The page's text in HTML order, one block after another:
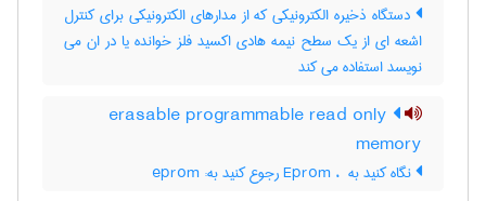
دستگاه ذخیره الکترونیکی که از مدارهای الکترونیکی برای کنترل
اشعه ای از یک سطح نیمه هادی اکسید فلز خوانده یا در ان می
نویسد استفاده می کند
erasable programmable read only
memory
نگاه کنید به Eprom ، ‎ رجوع کنید به: eprom